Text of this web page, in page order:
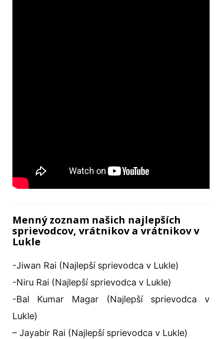
Menný zoznam našich najlepších
sprievodcov, vrátnikov a vrátnikov v
Lukle
-Jiwan Rai (Najlepší sprievodca v Lukle)
-Niru Rai (Najlepší sprievodca v Lukle)
-Bal Kumar Magar (Najlepší sprievodca v
Lukle)
– Jayabir Rai (Najlepší sprievodca v Lukle)